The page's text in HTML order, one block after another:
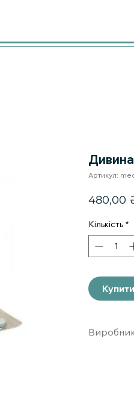
Артикул:
480,00
Кількість *
Купити